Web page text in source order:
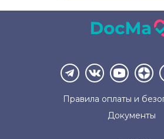
Правила оплаты и
Документы